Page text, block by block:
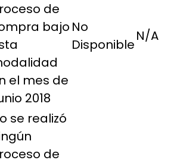
de
bajo
el mes de
2018
No
Disponible
N/A
se realizó
de